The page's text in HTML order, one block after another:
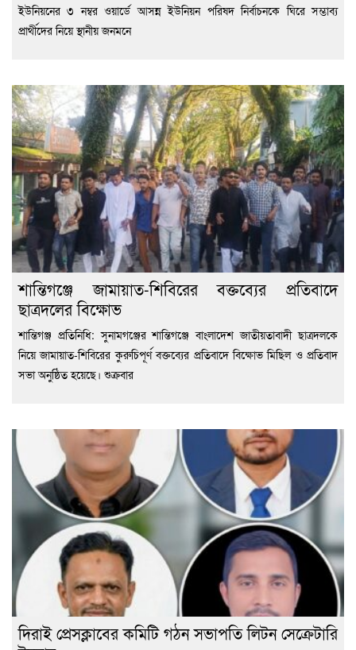
ইউনিয়নের ৩ নম্বর ওয়ার্ডে আসন্ন ইউনিয়ন পরিষদ নির্বাচনকে ঘিরে সম্ভাব্য
প্রার্থীদের নিয়ে স্থানীয় জনমনে
শান্তিগঞ্জে জামায়াত-শিবিরের বক্তব্যের প্রতিবাদে
ছাত্রদলের বিক্ষোভ
শান্তিগঞ্জ প্রতিনিধি: সুনামগঞ্জের শান্তিগঞ্জে বাংলাদেশ জাতীয়তাবাদী ছাত্রদলকে
নিয়ে জামায়াত-শিবিরের কুরুচিপূর্ণ বক্তব্যের প্রতিবাদে বিক্ষোভ মিছিল ও প্রতিবাদ
সভা অনুষ্ঠিত হয়েছে। শুক্রবার
দিরাই প্রেসক্লাবের কমিটি গঠন সভাপতি লিটন সেক্রেটারি